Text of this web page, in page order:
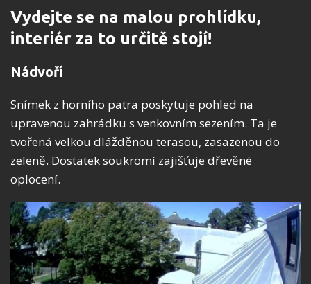
Vydejte se na malou prohlídku,
interiér za to určitě stojí!
Nádvoří
Snímek z horního patra poskytuje pohled na
upravenou zahrádku s venkovním sezením. Ta je
tvořená velkou dlážděnou terasou, zasazenou do
zeleně. Dostatek soukromí zajišťuje dřevěné
oplocení.